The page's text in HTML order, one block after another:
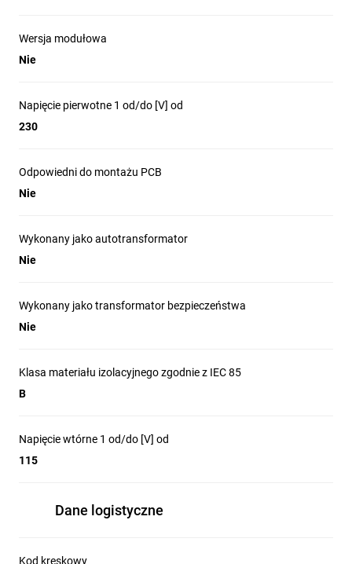
Wersja modułowa
Nie
Napięcie pierwotne 1 od/do [V] od
230
Odpowiedni do montażu PCB
Nie
Wykonany jako autotransformator
Nie
Wykonany jako transformator bezpieczeństwa
Nie
Klasa materiału izolacyjnego zgodnie z IEC 85
B
Napięcie wtórne 1 od/do [V] od
115
Dane logistyczne
Kod kreskowy